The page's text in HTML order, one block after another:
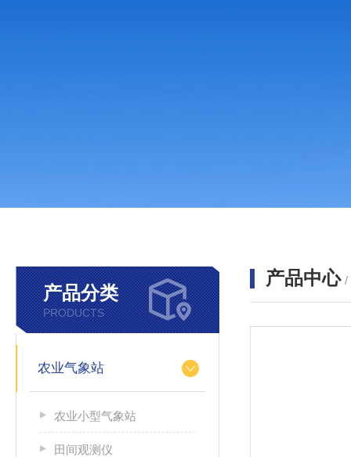
产品分类
PRODUCTS
农业气象站
农业小型气象站
田间观测仪
产品中心 /